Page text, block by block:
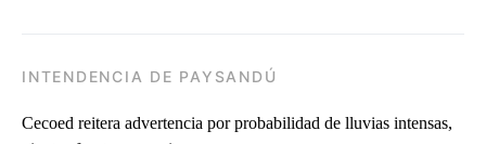
INTENDENCIA DE PAYSANDÚ
Cecoed reitera advertencia por probabilidad de lluvias intensas,